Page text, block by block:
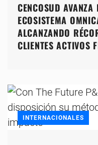
CENCOSUD AVANZA
ECOSISTEMA
ALCANZANDO
CLIENTES ACTIVOS
INTERNACIONALES